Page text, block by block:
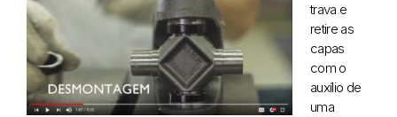
trava e
retire as
capas
com o
auxílio de
uma